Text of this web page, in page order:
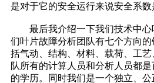
是对于它的安全运行来说安全系数
最后我介绍一下我们技术中心
们叶片故障分析团队有七个方向
括气动、结构、材料、载荷、工
队所有的计算人员和分析人员都
的学历。同时我们是一个独立、